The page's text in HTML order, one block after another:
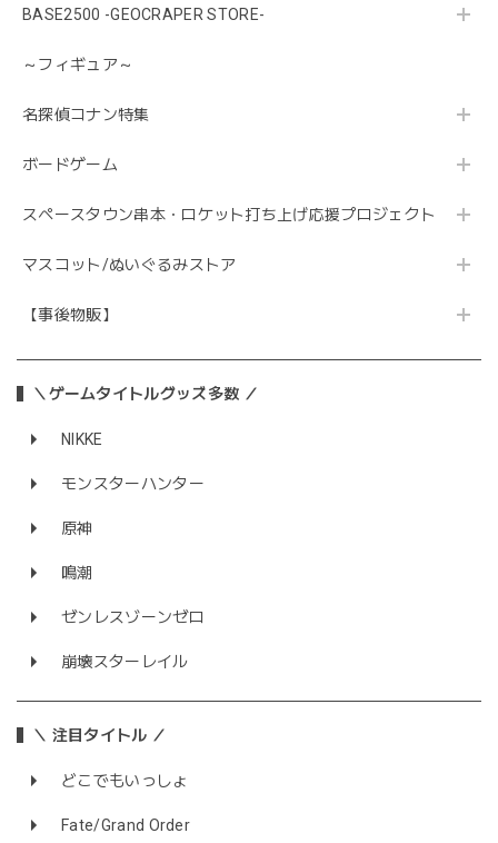
BASE2500 -GEOCRAPER STORE-
～フィギュア～
名探偵コナン特集
ボードゲーム
スペースタウン串本・ロケット打ち上げ応援プロジェクト
マスコット/ぬいぐるみストア
【事後物販】
＼ゲームタイトルグッズ多数 ／
NIKKE
モンスターハンター
原神
鳴潮
ゼンレスゾーンゼロ
崩壊スターレイル
＼ 注目タイトル ／
どこでもいっしょ
Fate/Grand Order